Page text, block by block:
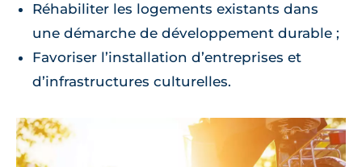
Réhabiliter les logements existants dans
une démarche de développement durable ;
Favoriser l’installation d’entreprises et
d’infrastructures culturelles.